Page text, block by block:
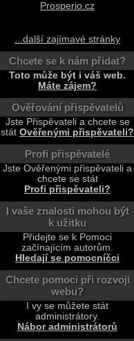
Prosperio.cz
...další zajímavé stránky
Chcete se k nám přidat?
Toto může být i váš web.
Máte zájem?
Ověřování přispěvatelů
Jste Přispěvateli a chcete se
stát Ověřenými přispěvateli?
Profi přispěvatelé
Jste Ověřenými přispěvateli a
chcete se stát
Profi přispěvateli?
I vaše znalosti mohou být
k užitku
Přidejte se k Pomoci
začínajícím autorům.
Hledají se pomocníčci
Chcete pomoci při rozvoji
webu?
I vy se můžete stát
administrátory.
Nábor administrátorů